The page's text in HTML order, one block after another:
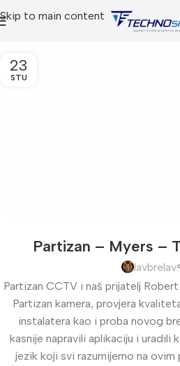
Skip to main content
23
STU
Partizan – Myers –
lavbrelav
Partizan CCTV i naš prijatelj
Partizan kamera, provjera
instalatera kao i proba novog
kasnije napravili aplikaciju i uradili
jezik koji svi razumijemo na